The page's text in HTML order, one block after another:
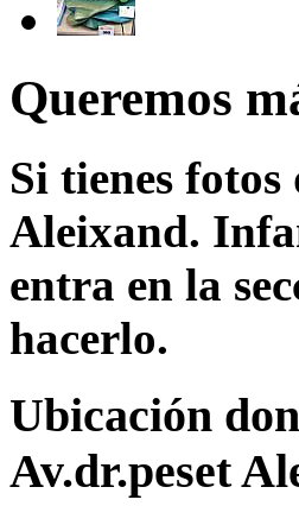
Queremos
Si tienes
Aleixand.
entra en la
hacerlo.
Ubicación
Av.dr.peset